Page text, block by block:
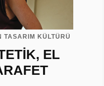
TASARIM KÜLTÜRÜ
EL